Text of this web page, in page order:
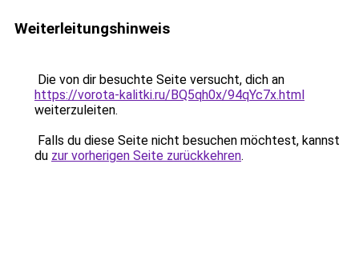
Weiterleitungshinweis
Die von dir besuchte Seite versucht, dich an
https://vorota-kalitki.ru/BQ5qh0x/94qYc7x.html
weiterzuleiten.
Falls du diese Seite nicht besuchen möchtest, kannst
du zur vorherigen Seite zurückkehren.